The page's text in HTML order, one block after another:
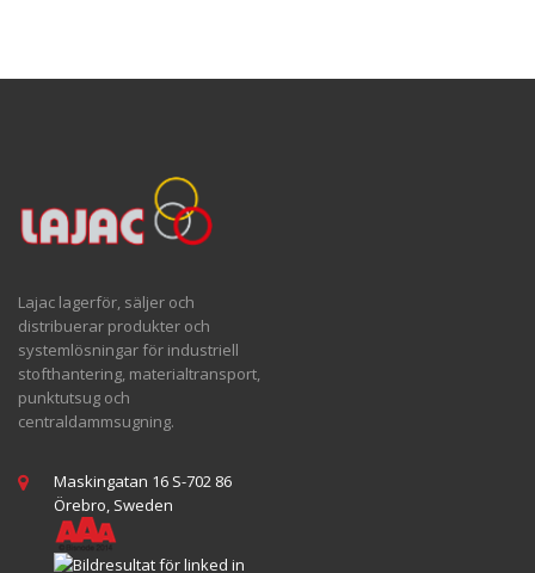
Lajac lagerför, säljer och
distribuerar produkter och
systemlösningar för industriell
stofthantering, materialtransport,
punktutsug och
centraldammsugning.
Maskingatan 16 S-702 86
Örebro, Sweden